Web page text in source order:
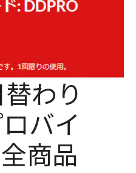
わり
バイ
商品